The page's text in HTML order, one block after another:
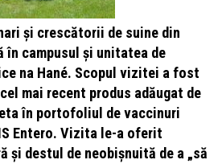
și crescătorii de suine din
în campusul și unitatea de
na Hané. Scopul vizitei a fost
mai recent produs adăugat de
în portofoliul de vaccinuri
Entero. Vizita le-a oferit
și destul de neobișnuită de a „să